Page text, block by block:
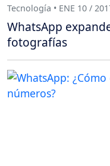
Tecnología • ENE 10 /
WhatsApp
fotografías